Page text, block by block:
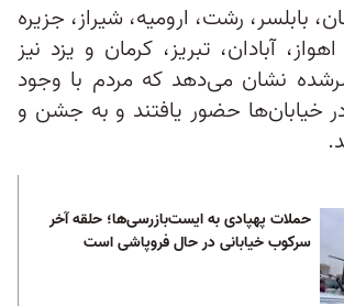
بابلسر، رشت، ارومیه، شیراز، جزیره
آبادان، تبریز، کرمان و یزد نیز
نشان می‌دهد که مردم با وجود
خیابان‌ها حضور یافتند و به جشن و
حملات پهپادی به ایست‌بازرسی‌ها؛ حلقه آخر
سرکوب خیابانی در حال فروپاشی است